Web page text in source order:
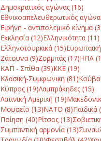
Δημοκρατικός αγώνας(16)
Εθνικοαπελευθερωτικός
Ειρήνη - αντιπολεμικό κίνημα
Εκκλησία(12)Ελληνικότητα(11)
Ελληνοτουρκικά(15)
Ζάτουνα(9)Ζορμπάς(17)ΗΠΑ
ΚΑΠ - Σπίθα(39)ΚΚΕ(19)
Κλασική-Συμφωνική (81)Κούβα
Κύπρος(19)Λαμπράκηδες(15)
Λατινική Αμερική (19)
Μουσείο (13)ΝΑΤΟ (8)Παιδικά
Ποίηση (40)Ρίτσος(13)
Συμπαντική αρμονία(13)